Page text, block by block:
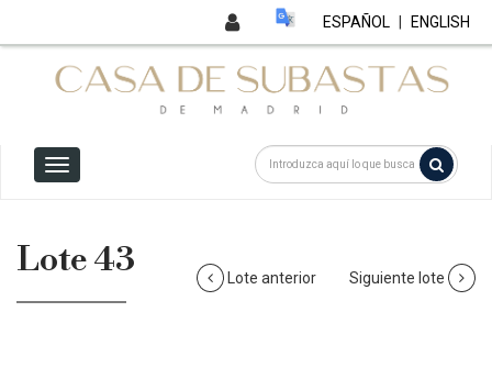
ESPAÑOL ENGLISH
Lote 43 Lote anterior Siguiente lote